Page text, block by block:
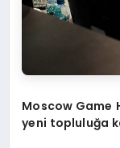
Moscow Game
yeni topluluğa